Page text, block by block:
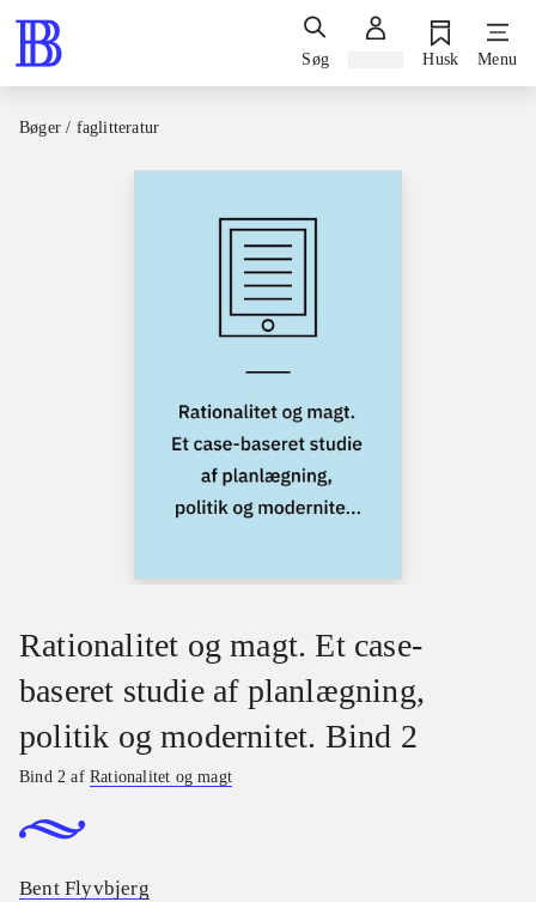
Søg Husk Menu
Bøger / faglitteratur
Rationalitet og magt. Et case-
baseret studie af planlægning,
politik og modernitet. Bind 2
Bind 2 afRationalitet og magt
Bent Flyvbjerg